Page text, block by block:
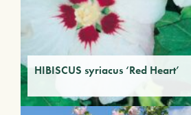
HIBISCUS syriacus ‘Red Heart’